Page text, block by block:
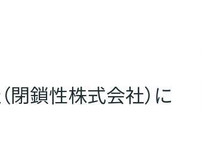
閉鎖性株式会社）に